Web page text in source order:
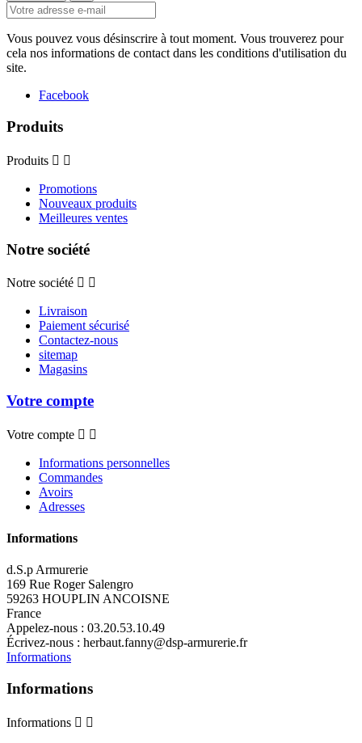
Vous pouvez vous désinscrire à tout moment. Vous trouverez pour
cela nos informations de contact dans les conditions d'utilisation du
site.
Facebook
Produits
Produits  
Promotions
Nouveaux produits
Meilleures ventes
Notre société
Notre société  
Livraison
Paiement sécurisé
Contactez-nous
sitemap
Magasins
Votre compte
Votre compte  
Informations personnelles
Commandes
Avoirs
Adresses
Informations
d.S.p Armurerie
169 Rue Roger Salengro
59263 HOUPLIN ANCOISNE
France
Appelez-nous : 03.20.53.10.49
Écrivez-nous : herbaut.fanny@dsp-armurerie.fr
Informations
Informations
Informations  